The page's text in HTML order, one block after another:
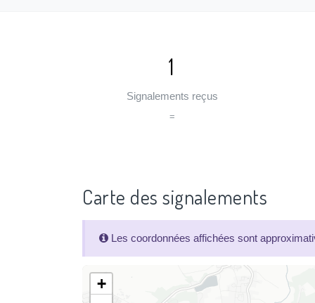
1
Signalements reçus
=
Carte des signalements
Les coordonnées affichées sont
+